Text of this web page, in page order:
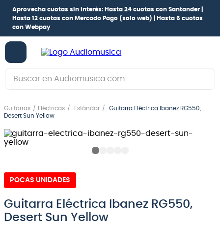
Aprovecha cuotas sin interés: Hasta 24 cuotas con Santander |
Hasta 12 cuotas con Mercado Pago (solo web) |
Hasta 6 cuotas
con Webpay
Buscar en Audiomusica.com
Guitarras Eléctricas Estándar
Guitarra Eléctrica Ibanez RG550,
Desert Sun Yellow
POCAS UNIDADES
Guitarra Eléctrica Ibanez RG550,
Desert Sun Yellow
1.
guitarra electrica
2.
bajo
guitarra electroacústica
5.
amplificador
6 .
guitarra
7.
teclado